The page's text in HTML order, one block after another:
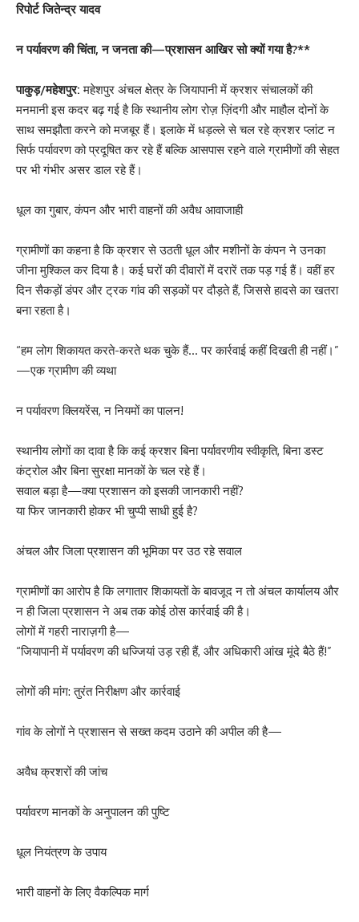
रिपोर्ट जितेन्द्र यादव
न पर्यावरण की चिंता, न जनता की—प्रशासन आखिर सो क्यों गया है?**
पाकुड़/महेशपुर:महेशपुर अंचल क्षेत्र के जियापानी में क्रशर संचालकों की
मनमानी इस कदर बढ़ गई है कि स्थानीय लोग रोज़ ज़िंदगी और माहौल दोनों के
साथ समझौता करने को मजबूर हैं। इलाके में धड़ल्ले से चल रहे क्रशर प्लांट न
सिर्फ पर्यावरण को प्रदूषित कर रहे हैं बल्कि आसपास रहने वाले ग्रामीणों की सेहत
पर भी गंभीर असर डाल रहे हैं।
धूल का गुबार, कंपन और भारी वाहनों की अवैध आवाजाही
ग्रामीणों का कहना है कि क्रशर से उठती धूल और मशीनों के कंपन ने उनका
जीना मुश्किल कर दिया है। कई घरों की दीवारों में दरारें तक पड़ गई हैं। वहीं हर
दिन सैकड़ों डंपर और ट्रक गांव की सड़कों पर दौड़ते हैं, जिससे हादसे का खतरा
बना रहता है।
“हम लोग शिकायत करते-करते थक चुके हैं… पर कार्रवाई कहीं दिखती ही नहीं।”
—एक ग्रामीण की व्यथा
न पर्यावरण क्लियरेंस, न नियमों का पालन!
स्थानीय लोगों का दावा है कि कई क्रशर बिना पर्यावरणीय स्वीकृति, बिना डस्ट
कंट्रोल और बिना सुरक्षा मानकों के चल रहे हैं।
सवाल बड़ा है—क्या प्रशासन को इसकी जानकारी नहीं?
या फिर जानकारी होकर भी चुप्पी साधी हुई है?
अंचल और जिला प्रशासन की भूमिका पर उठ रहे सवाल
ग्रामीणों का आरोप है कि लगातार शिकायतों के बावजूद न तो अंचल कार्यालय और
न ही जिला प्रशासन ने अब तक कोई ठोस कार्रवाई की है।
लोगों में गहरी नाराज़गी है—
“जियापानी में पर्यावरण की धज्जियां उड़ रही हैं, और अधिकारी आंख मूंदे बैठे हैं!”
लोगों की मांग: तुरंत निरीक्षण और कार्रवाई
गांव के लोगों ने प्रशासन से सख्त कदम उठाने की अपील की है—
अवैध क्रशरों की जांच
पर्यावरण मानकों के अनुपालन की पुष्टि
धूल नियंत्रण के उपाय
भारी वाहनों के लिए वैकल्पिक मार्ग